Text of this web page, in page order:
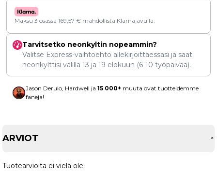
Maksu 3 osassa 169,57 € mahdollista Klarna avulla.
Tarvitsetko neonkyltin nopeammin?
Valitse Express-vaihtoehto allekirjoittaessasi ja saat
neonkylttisi välillä 13 ja 19 elokuun (6-10 työpäivää).
Jason Derulo, Hardwell ja 15 000+ muuta ovat tuotteidemme
faneja!
ARVIOT +
Tuotearvioita ei vielä ole.